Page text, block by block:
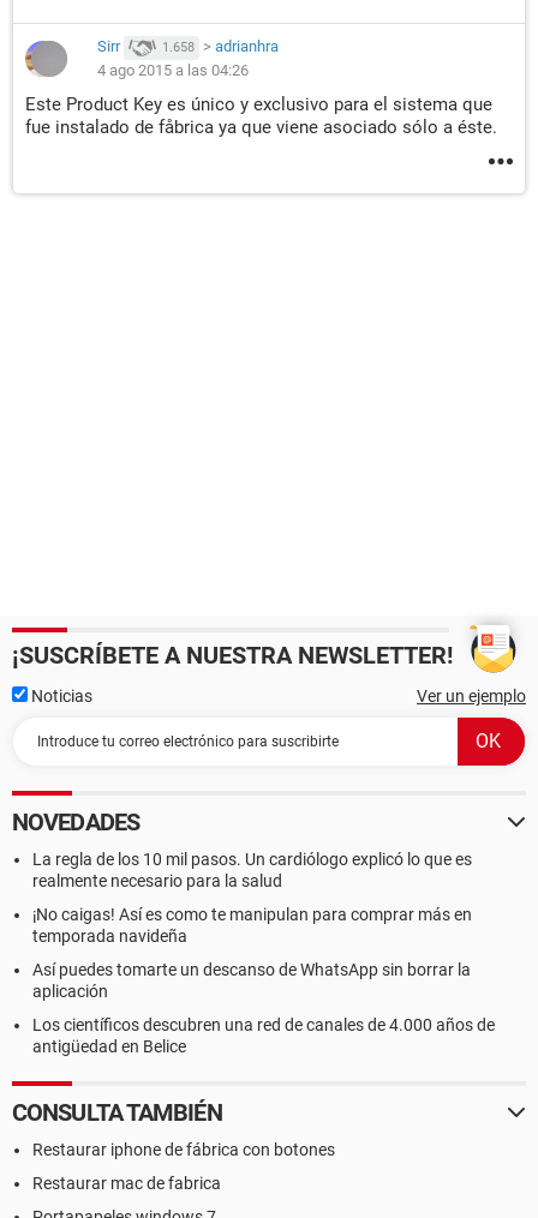
Sirr 1.658 > adrianhra
4 ago 2015 a las 04:26
Este Product Key es único y exclusivo para el sistema que
fue instalado de fåbrica ya que viene asociado sólo a éste.
¡SUSCRÍBETE A NUESTRA NEWSLETTER!
Noticias Ver un ejemplo
NOVEDADES
La regla de los 10 mil pasos. Un cardiólogo explicó lo que es
realmente necesario para la salud
¡No caigas! Así es como te manipulan para comprar más en
temporada navideña
Así puedes tomarte un descanso de WhatsApp sin borrar la
aplicación
Los científicos descubren una red de canales de 4.000 años de
antigüedad en Belice
CONSULTA TAMBIÉN
Restaurar iphone de fábrica con botones
Restaurar mac de fabrica